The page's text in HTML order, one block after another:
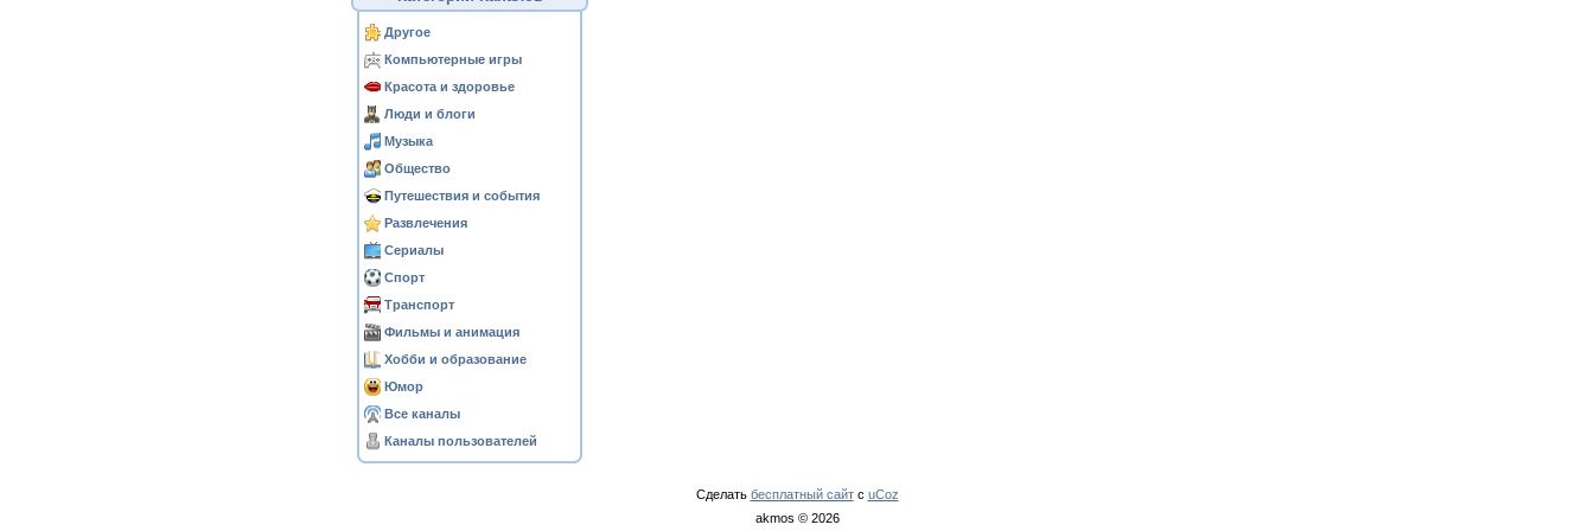
Другое
Компьютерные игры
Красота и здоровье
Люди и блоги
Музыка
Общество
Путешествия и события
Развлечения
Сериалы
Спорт
Транспорт
Фильмы и анимация
Хобби и образование
Юмор
Все каналы
Каналы пользователей
Сделать бесплатный сайтс uCoz
akmos © 2026